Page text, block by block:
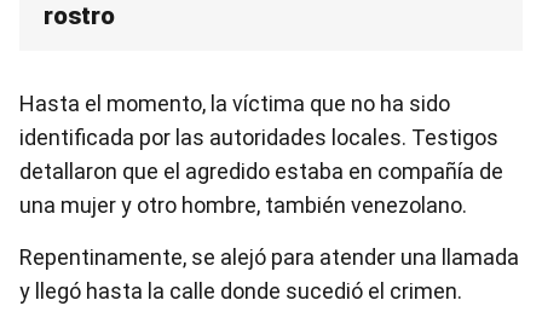
rostro
Hasta el momento, la víctima que no ha sido
identificada por las autoridades locales. Testigos
detallaron que el agredido estaba en compañía de
una mujer y otro hombre, también venezolano.
Repentinamente, se alejó para atender una llamada
y llegó hasta la calle donde sucedió el crimen.